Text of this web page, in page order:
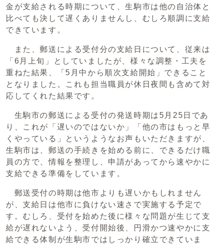
金が支給される時期について、生駒市は他の自治体と
比べても決して遅くありませんし、むしろ順調に支給
できています。
また、郵送による受付分の支給日について、従来は
「6月上旬」としていましたが、様々な調整・工夫を
重ねた結果、「5月中から順次支給開始」できること
となりました。これも担当職員が休日夜間も含めて対
応してくれた結果です。
生駒市の郵送による受付の発送時期は5月25日であ
り、これが「遅いのではないか」「他の市はもっと早
くやっている」というようなお声もいただきますが、
生駒市は、郵送の手続きを始める前に、できるだけ職
員の方で、情報を整理し、申請があってから速やかに
支給できる準備をしています。
郵送受付の時期は他市よりも遅いかもしれません
が、支給日は他市に負けない速さで実施する予定で
す。むしろ、受付を始めた後に様々な問題が生じて支
給が遅れないよう、受付開始後、円滑かつ速やかに支
給できる体制が生駒市ではしっかり確立できていま